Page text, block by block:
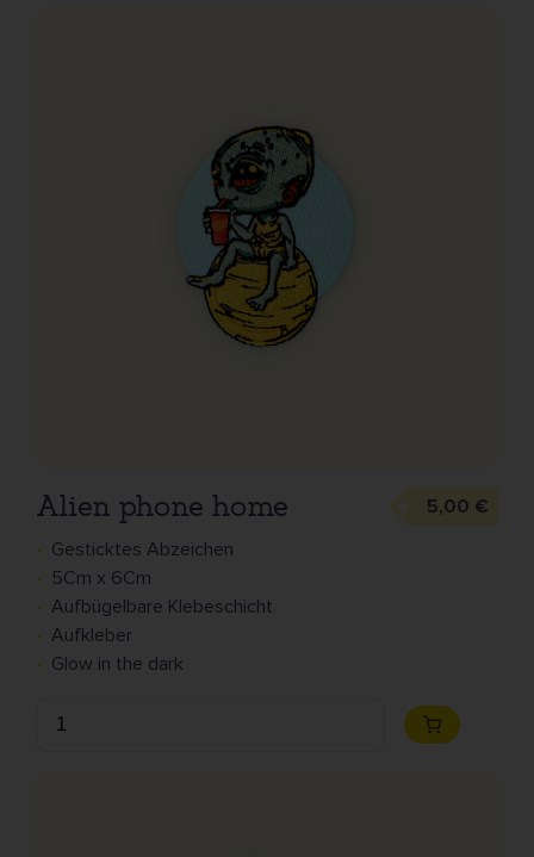
Alien phone home
5,00 €
Gesticktes Abzeichen
5Cm x 6Cm
Aufbügelbare Klebeschicht
Aufkleber
Glow in the dark
Anzahl
Zum